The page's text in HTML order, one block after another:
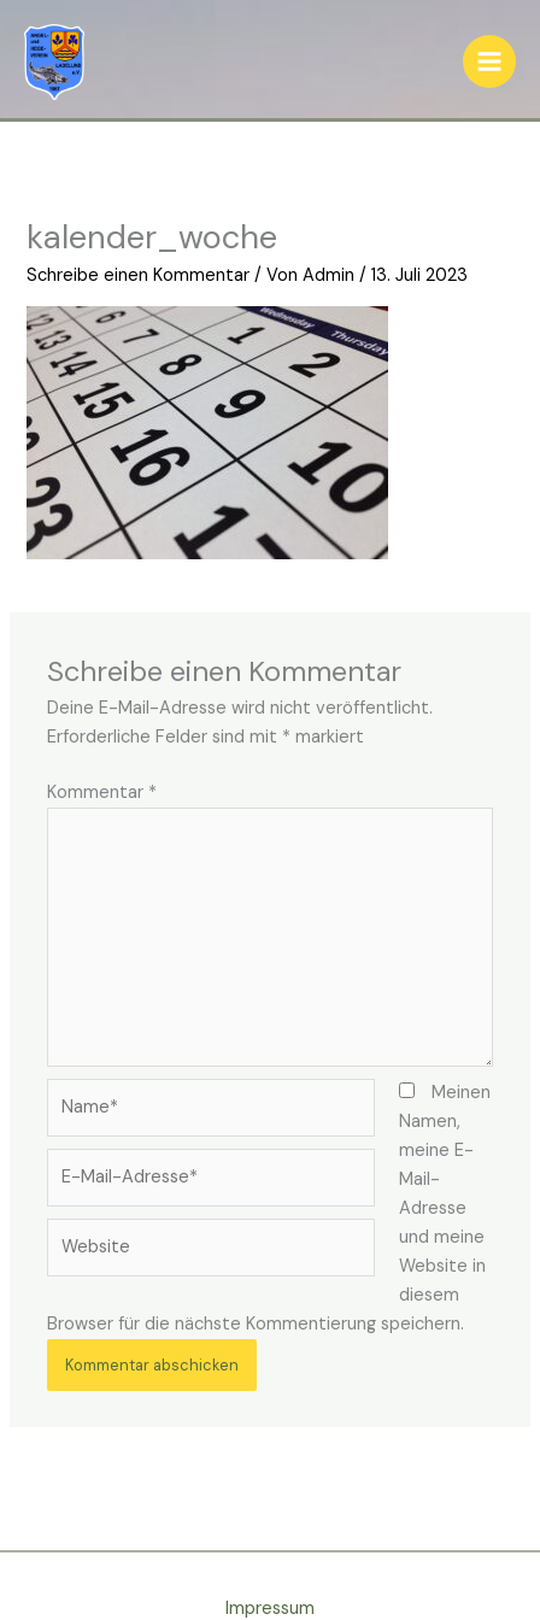
Inhalt
springen
kalender_woche
Schreibe einen Kommentar / VonAdmin/13. Juli 2023
Schreibe einen Kommentar
Deine E-Mail-Adresse wird nicht veröffentlicht.
Erforderliche Felder sind mit * markiert
Kommentar *
Adresse*
Meinen
Namen,
meine E-
Mail-
Adresse
und meine
Website in
diesem
Browser für die nächste Kommentierung speichern.
Impressum